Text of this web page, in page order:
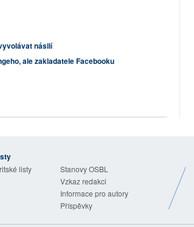
násilí
ale zakladatele Facebooku
listy
Stanovy OSBL
Vzkaz redakci
Informace pro autory
Příspěvky